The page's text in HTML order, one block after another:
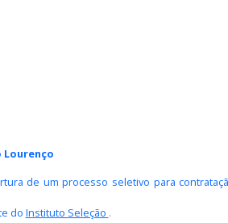
Lourenço
de um processo seletivo para
do Instituto Seleção .